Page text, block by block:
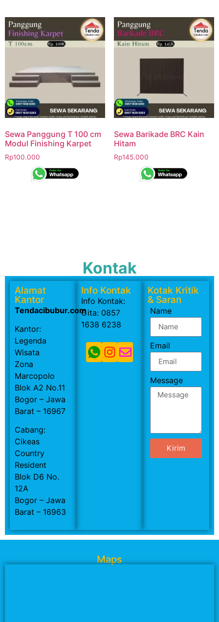
Sewa Panggung T 100 cm
Modul Finishing Karpet
Rp100.000
Sewa Barikade BRC Kain
Hitam
Rp145.000
Kontak
Alamat
Kantor
Tendacibubur.com
Kantor:
Legenda
Wisata
Zona
Marcopolo
Blok A2 No.11
Bogor – Jawa
Barat – 16967
Cabang:
Cikeas
Country
Resident
Blok D6 No.
12A
Bogor – Jawa
Barat – 16963
Info Kontak
Info Kontak:
Gita: 0857
1638 6238
Kotak Kritik
& Saran
Name
Email
Message
Kirim
Maps